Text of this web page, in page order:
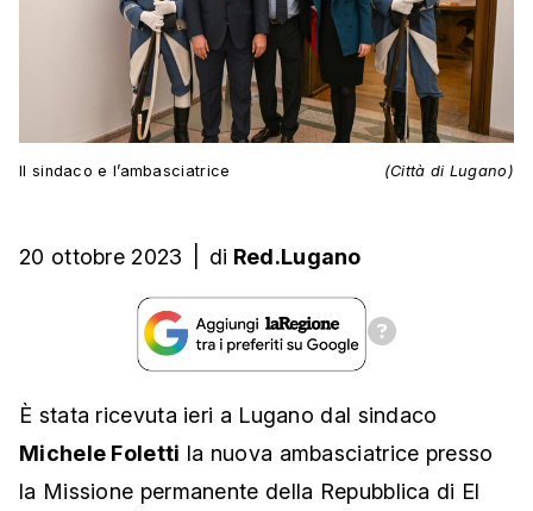
Il sindaco e l’ambasciatrice (Città di Lugano)
20 ottobre 2023 di Red.Lugano
È stata ricevuta ieri a Lugano dal sindaco
Michele Foletti la nuova ambasciatrice presso
la Missione permanente della Repubblica di El